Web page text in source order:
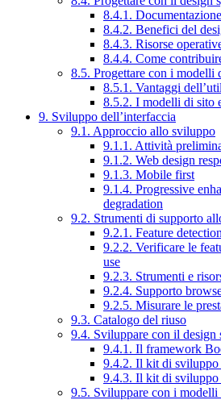
8.4.1. Documentazione
8.4.2. Benefici del
8.4.3. Risorse
8.4.4. Come
8.5. Progettare con i modelli
8.5.1. Vantaggi
8.5.2. I modelli di sito
9. Sviluppo dell’interfaccia
9.1. Approccio allo sviluppo
9.1.1. Attività
9.1.2. Web design
9.1.3. Mobile first
9.1.4. Progressive
degradation
9.2. Strumenti di supporto
9.2.1. Feature detection
9.2.2. Verificare le
use
9.2.3. Strumenti e
9.2.4. Supporto
9.2.5. Misurare le
9.3. Catalogo del riuso
9.4. Sviluppare con il design
9.4.1. Il framework
9.4.2. Il kit di sviluppo
9.4.3. Il kit di
9.5. Sviluppare con i modelli